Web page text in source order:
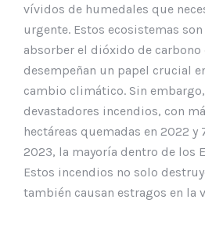
vívidos de humedales que
urgente. Estos ecosistemas
absorber el dióxido de carbono
desempeñan un papel crucial
cambio climático. Sin
devastadores incendios, con
hectáreas quemadas en 2022 y
2023, la mayoría dentro de los
Estos incendios no solo
también causan estragos en la